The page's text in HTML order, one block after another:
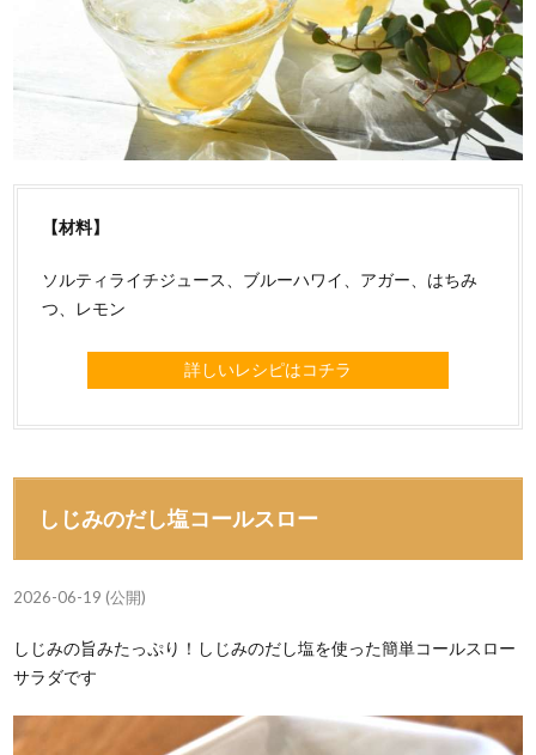
【材料】
ソルティライチジュース、ブルーハワイ、アガー、はちみ
つ、レモン
詳しいレシピはコチラ
しじみのだし塩コールスロー
2026-06-19 (公開)
しじみの旨みたっぷり！しじみのだし塩を使った簡単コールスロー
サラダです